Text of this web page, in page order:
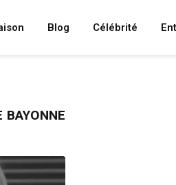
Blog Célébrité
BAYONNE